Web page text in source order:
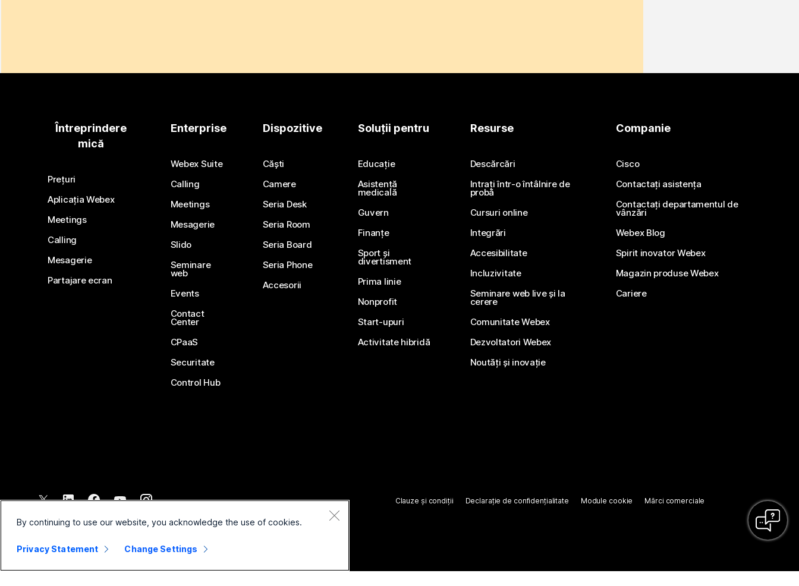
Întreprindere
mică
Prețuri
Aplicația Webex
Meetings
Calling
Mesagerie
Partajare ecran
Enterprise
Webex Suite
Calling
Meetings
Mesagerie
Slido
Seminare
web
Events
Contact
Center
CPaaS
Securitate
Control Hub
Dispozitive
Căști
Camere
Seria Desk
Seria Room
Seria Board
Seria Phone
Accesorii
Soluții pentru
Educație
Asistență
medicală
Guvern
Finanțe
Sport și
divertisment
Prima linie
Nonprofit
Start-upuri
Activitate hibridă
Resurse
Descărcări
Intrați într-o întâlnire de
probă
Cursuri online
Integrări
Accesibilitate
Incluzivitate
Seminare web live și la
cerere
Comunitate Webex
Dezvoltatori Webex
Noutăți și inovație
Companie
Cisco
Contactați asistența
Contactați departamentul de
vânzări
Webex Blog
Spirit inovator Webex
Magazin produse Webex
Cariere
2026 Cisco și/sau afiliații săi. Toate drepturile rezervate.
Clauze și condiții Declarație de confidențialitate Module cookie Mărci comerciale
By continuing to use our website, you acknowledge the use of cookies.
Privacy Statement Change Settings